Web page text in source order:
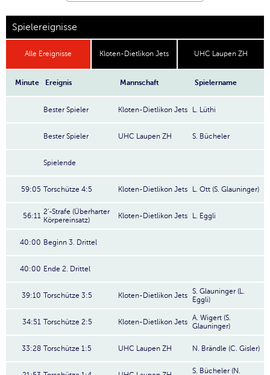
Spielereignisse
Alle Ereignisse Kloten-Dietlikon Jets UHC Laupen ZH
Minute Ereignis Mannschaft Spielername
Bester Spieler Kloten-Dietlikon Jets L. Lüthi
Bester Spieler UHC Laupen ZH S. Bücheler
Spielende
59:05 Torschütze 4:5 Kloten-Dietlikon Jets L. Ott (S. Glauninger)
56:11 2'-Strafe (Überharter
Körpereinsatz)
Kloten-Dietlikon Jets L. Eggli
40:00 Beginn 3. Drittel
40:00 Ende 2. Drittel
39:10 Torschütze 3:5 Kloten-Dietlikon Jets S. Glauninger (L.
Eggli)
34:51 Torschütze 2:5 Kloten-Dietlikon Jets A. Wigert (S.
Glauninger)
33:28 Torschütze 1:5 UHC Laupen ZH N. Brändle (C. Gisler)
S. Bücheler (N.